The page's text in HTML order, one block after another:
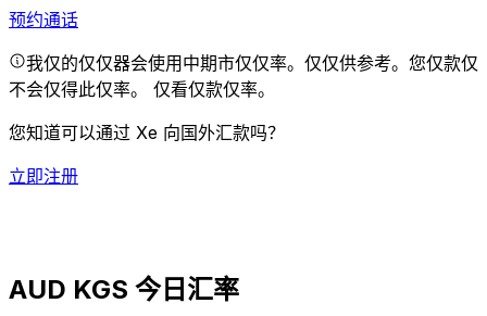
预约通话
我仅的仅仅器会使用中期市仅仅率。仅仅供参考。您仅款仅
不会仅得此仅率。 仅看仅款仅率。
您知道可以通过 Xe 向国外汇款吗？
立即注册
AUD KGS 今日汇率